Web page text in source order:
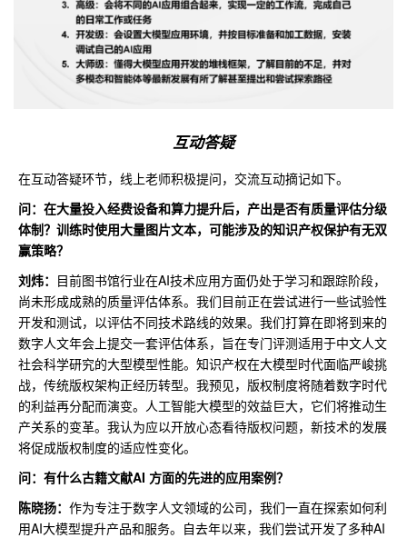
互动答疑
在互动答疑环节，线上老师积极提问，交流互动摘记如下。
问：在大量投入经费设备和算力提升后，产出是否有质量评估分级
体制？训练时使用大量图片文本，可能涉及的知识产权保护有无双
赢策略？
刘炜： 目前图书馆行业在AI技术应用方面仍处于学习和跟踪阶段，
尚未形成成熟的质量评估体系。我们目前正在尝试进行一些试验性
开发和测试，以评估不同技术路线的效果。我们打算在即将到来的
数字人文年会上提交一套评估体系，旨在专门评测适用于中文人文
社会科学研究的大型模型性能。知识产权在大模型时代面临严峻挑
战，传统版权架构正经历转型。我预见，版权制度将随着数字时代
的利益再分配而演变。人工智能大模型的效益巨大，它们将推动生
产关系的变革。我认为应以开放心态看待版权问题，新技术的发展
将促成版权制度的适应性变化。
问：有什么古籍文献AI 方面的先进的应用案例？
陈晓扬： 作为专注于数字人文领域的公司，我们一直在探索如何利
用AI大模型提升产品和服务。自去年以来，我们尝试开发了多种AI